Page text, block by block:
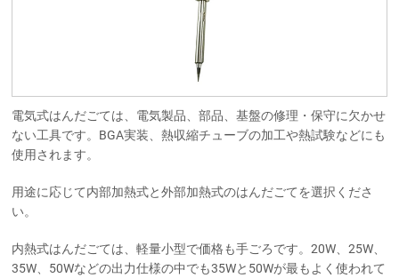
電気式はんだごては、電気製品、部品、基盤の修理・保守に欠かせ
ない工具です。BGA実装、熱収縮チューブの加工や熱試験などにも
使用されます。
用途に応じて内部加熱式と外部加熱式のはんだごてを選択くださ
い。
内熱式はんだごては、軽量小型で価格も手ごろです。20W、25W、
35W、50Wなどの出力仕様の中でも35Wと50Wが最もよく使われて